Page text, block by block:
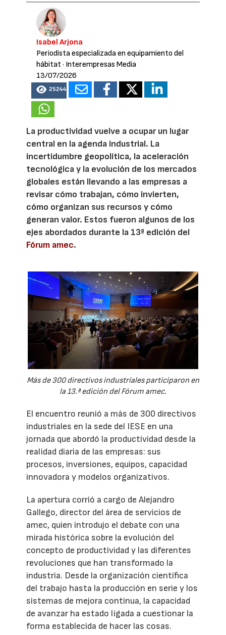
Isabel Arjona
Periodista especializada en equipamiento del
hábitat · Interempresas Media
13/07/2026
25244
La productividad vuelve a ocupar un lugar
central en la agenda industrial. La
incertidumbre geopolítica, la aceleración
tecnológica y la evolución de los mercados
globales están llevando a las empresas a
revisar cómo trabajan, cómo invierten,
cómo organizan sus recursos y cómo
generan valor. Estos fueron algunos de los
ejes abordados durante la 13ª edición del
Fórum amec.
Más de 300 directivos industriales participaron en
la 13.ª edición del Fórum amec.
El encuentro reunió a más de 300 directivos
industriales en la sede del IESE en una
jornada que abordó la productividad desde la
realidad diaria de las empresas: sus
procesos, inversiones, equipos, capacidad
innovadora y modelos organizativos.
La apertura corrió a cargo de Alejandro
Gallego, director del área de servicios de
amec, quien introdujo el debate con una
mirada histórica sobre la evolución del
concepto de productividad y las diferentes
revoluciones que han transformado la
industria. Desde la organización científica
del trabajo hasta la producción en serie y los
sistemas de mejora continua, la capacidad
de avanzar ha estado ligada a cuestionar la
forma establecida de hacer las cosas.